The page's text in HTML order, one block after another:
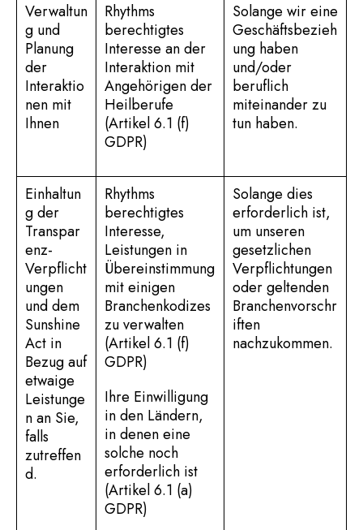
Verwaltun
g und
Planung
der
Interaktio
nen mit
Ihnen
Rhythms
berechtigtes
Interesse an der
Interaktion mit
Angehörigen der
Heilberufe
(Artikel 6.1 (f)
GDPR)
Solange wir eine
Geschäftsbezieh
ung haben
und/oder
beruflich
miteinander zu
tun haben.
Einhaltun
g der
Transpar
enz-
Verpflicht
ungen
und dem
Sunshine
Act in
Bezug auf
etwaige
Leistunge
n an Sie,
falls
zutreffen
d.
Rhythms
berechtigtes
Interesse,
Leistungen in
Übereinstimmung
mit einigen
Branchenkodizes
zu verwalten
(Artikel 6.1 (f)
GDPR)
Ihre Einwilligung
in den Ländern,
in denen eine
solche noch
erforderlich ist
(Artikel 6.1 (a)
GDPR)
Solange dies
erforderlich ist,
um unseren
gesetzlichen
Verpflichtungen
oder geltenden
Branchenvorschr
iften
nachzukommen.